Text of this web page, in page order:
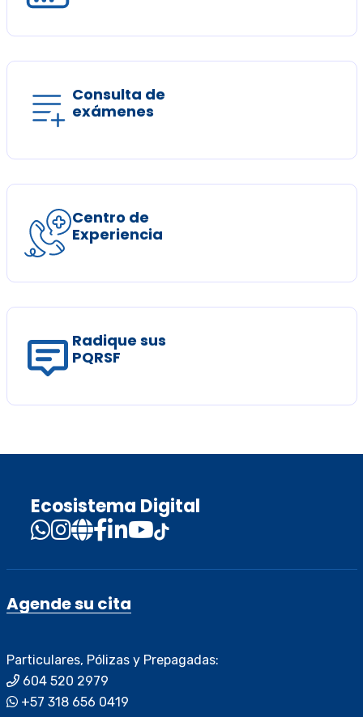
Consulta de
exámenes
Centro de
Experiencia
Radique sus
PQRSF
Ecosistema Digital
Agende su cita
Particulares, Pólizas y Prepagadas:
604 520 2979
+57 318 656 0419